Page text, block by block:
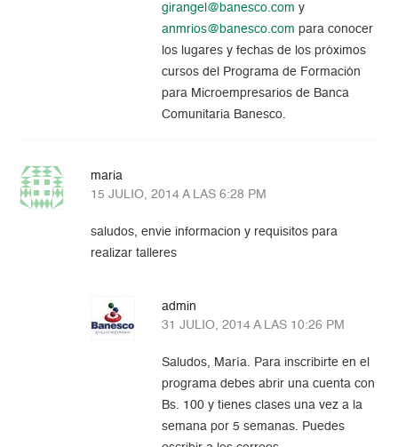
girangel@banesco.com y
anmrios@banesco.com para conocer
los lugares y fechas de los próximos
cursos del Programa de Formación
para Microempresarios de Banca
Comunitaria Banesco.
maria
15 JULIO, 2014 A LAS 6:28 PM
saludos, envie informacion y requisitos para
realizar talleres
admin
31 JULIO, 2014 A LAS 10:26 PM
Saludos, María. Para inscribirte en el
programa debes abrir una cuenta con
Bs. 100 y tienes clases una vez a la
semana por 5 semanas. Puedes